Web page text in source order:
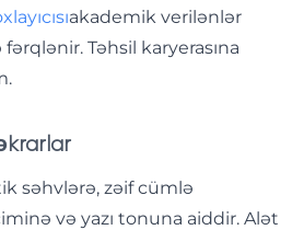
akademik verilənlər
Təhsil karyerasına
səhvlərə, zəif cümlə
və yazı tonuna aiddir. Alət